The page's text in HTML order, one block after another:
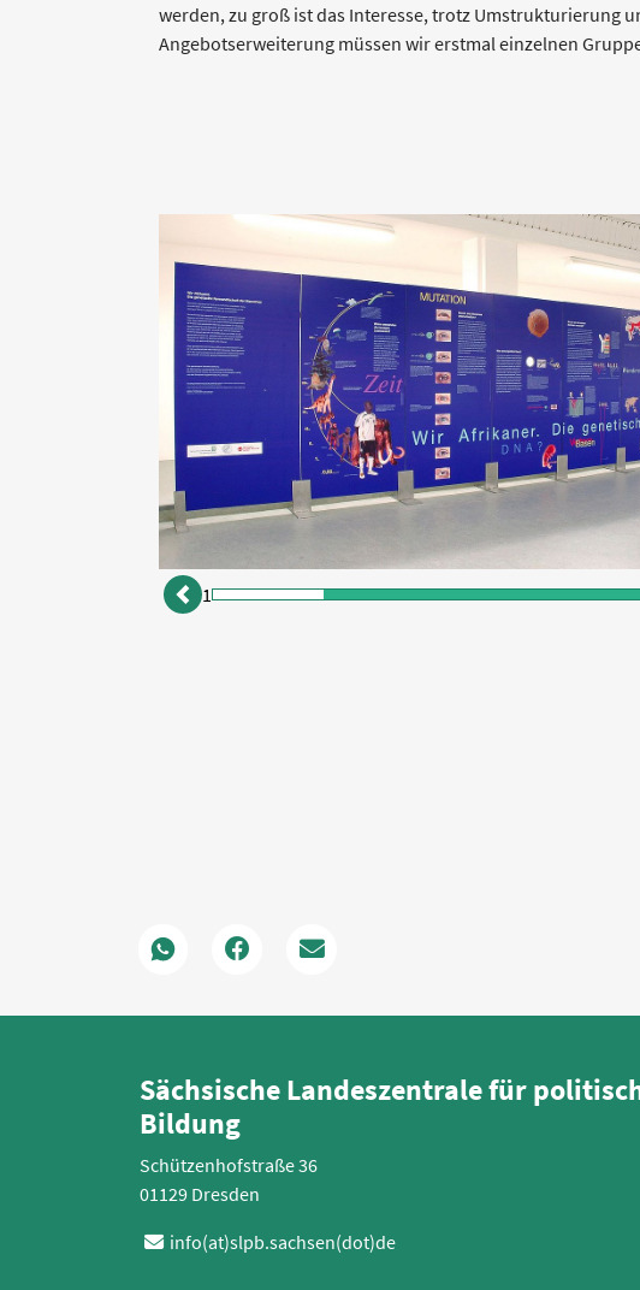
werden, zu groß ist das Interesse, trotz Umstrukturierung
Angebotserweiterung müssen wir erstmal einzelnen
zurück
2
Sächsische Landeszentrale für
Bildung
Schützenhofstraße 36
01129 Dresden
info(at)slpb.sachsen(dot)de